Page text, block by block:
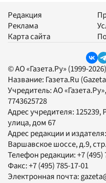
Редакция
Реклама
Карта сайта
© АО «Газета.Ру» (1999-
Название: Газета.Ru
Учредитель:АО «Газета.Ру»
7743625728
Адрес учредителя:
улица, дом 67
Адрес редакции и издателя:
Варшавское шоссе, д.9,
Телефон редакции:+7 (495)
Факс:+7 (495) 785-17-01
Электронная почта: